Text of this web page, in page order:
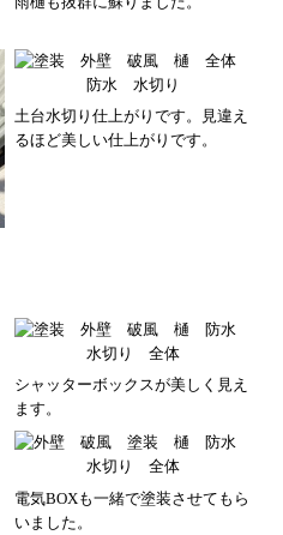
土台水切り仕上がりです。見違え
るほど美しい仕上がりです。
シャッターボックスが美しく見え
ます。
電気BOXも一緒で塗装させてもら
いました。